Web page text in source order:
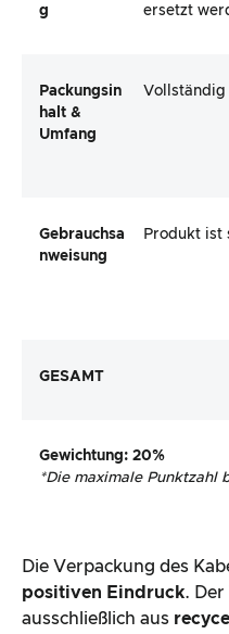
g
ersetzt
Packungsin
halt &
Umfang
Vollständig
Gebrauchsa
nweisung
Produkt ist
GESAMT
Gewichtung: 20%
*Die maximale Punktzahl
Die Verpackung des
positiven Eindruck.
ausschließlich aus